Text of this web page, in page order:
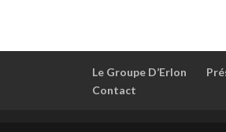
Le Groupe D’Erlon
Contact